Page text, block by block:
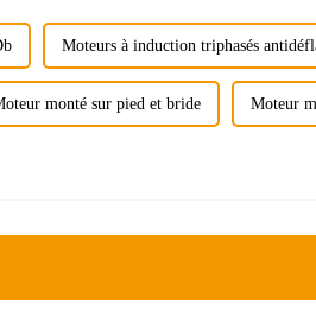
Moteurs à induction triphasés
monté sur pied et bride Moteur